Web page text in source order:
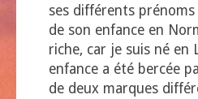
ses différents
de son enfance en
riche, car je suis né en
enfance a été bercée
de deux marques